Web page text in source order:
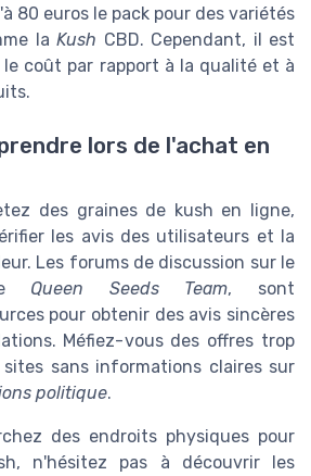
80 euros le pack pour des variétés
laKush CBD. Cependant, il est
coût par rapport à la qualité et à
lors de l'achat en
des graines de kush en ligne,
les avis des utilisateurs et la
Les forums de discussion sur le
Queen Seeds Team, sont
pour obtenir des avis sincères
Méfiez-vous des offres trop
sans informations claires sur
politique.
des endroits physiques pour
n'hésitez pas à découvrir les